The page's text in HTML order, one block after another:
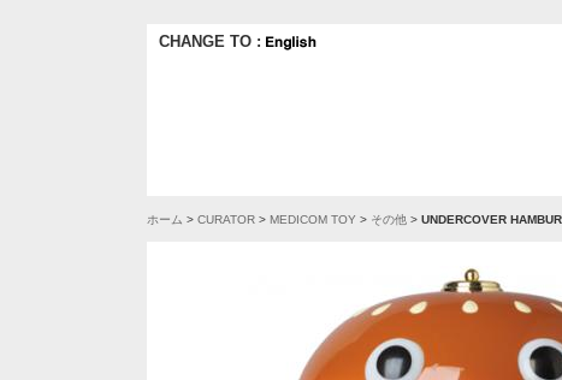
CHANGE TO :
ホーム > CURATOR > MEDICOM TOY > その他 > UNDERCOVER